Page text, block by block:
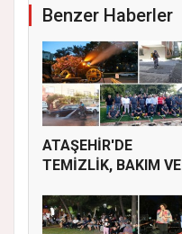
Benzer Haberler
ATAŞEHİR'DE
TEMİZLİK, BAKIM VE